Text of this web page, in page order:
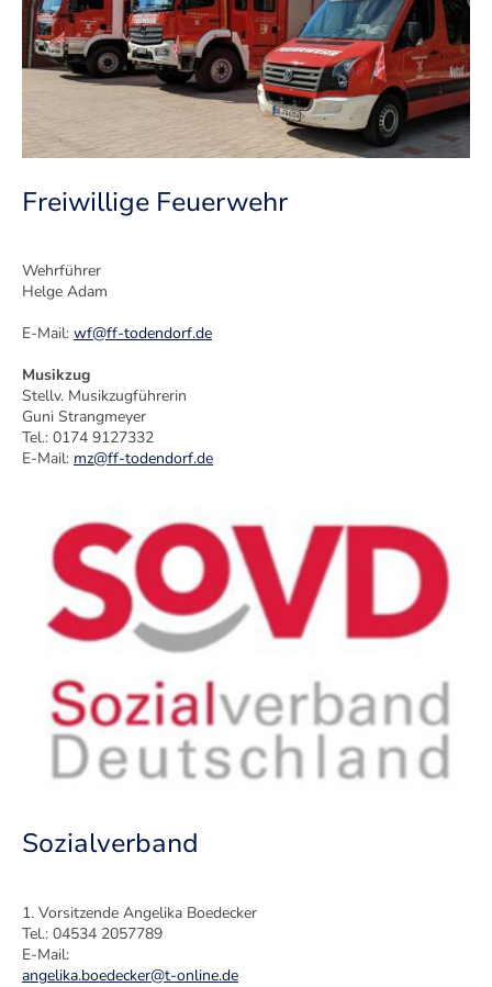
Freiwillige Feuerwehr
Wehrführer
Helge Adam
E-Mail: wf@ff-todendorf.de
Musikzug
Stellv. Musikzugführerin
Guni Strangmeyer
Tel.: 0174 9127332
E-Mail: mz@ff-todendorf.de
Sozialverband
1. Vorsitzende Angelika Boedecker
Tel.: 04534 2057789
E-Mail:
angelika.boedecker@t-online.de